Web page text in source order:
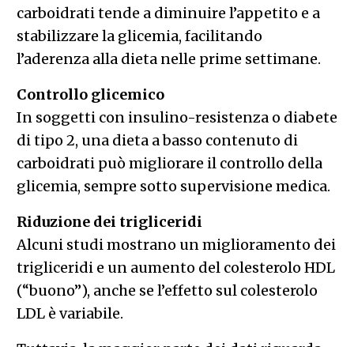
carboidrati tende a diminuire l’appetito e a
stabilizzare la glicemia, facilitando
l’aderenza alla dieta nelle prime settimane.
Controllo glicemico
In soggetti con insulino-resistenza o diabete
di tipo 2, una dieta a basso contenuto di
carboidrati può migliorare il controllo della
glicemia, sempre sotto supervisione medica.
Riduzione dei trigliceridi
Alcuni studi mostrano un miglioramento dei
trigliceridi e un aumento del colesterolo HDL
(“buono”), anche se l’effetto sul colesterolo
LDL è variabile.